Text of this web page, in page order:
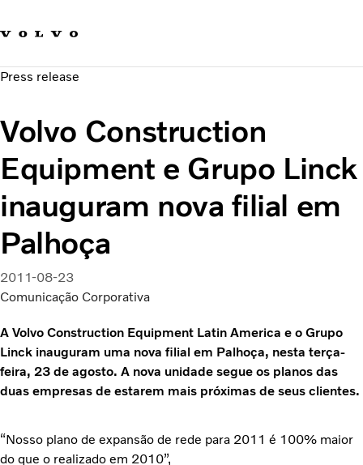
Carreira
Sustentabilidade e Segurança
Press release
Volvo Construction
Equipment e Grupo Linck
inauguram nova filial em
Palhoça
2011-08-23
Comunicação Corporativa
A Volvo Construction Equipment Latin America e o Grupo
Linck inauguram uma nova filial em Palhoça, nesta terça-
feira, 23 de agosto. A nova unidade segue os planos das
duas empresas de estarem mais próximas de seus clientes.
“Nosso plano de expansão de rede para 2011 é 100% maior
do que o realizado em 2010”,